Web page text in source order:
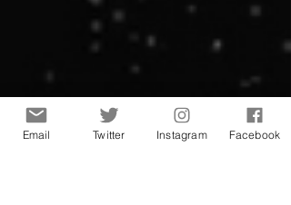
Email Twitter Instagram Facebook